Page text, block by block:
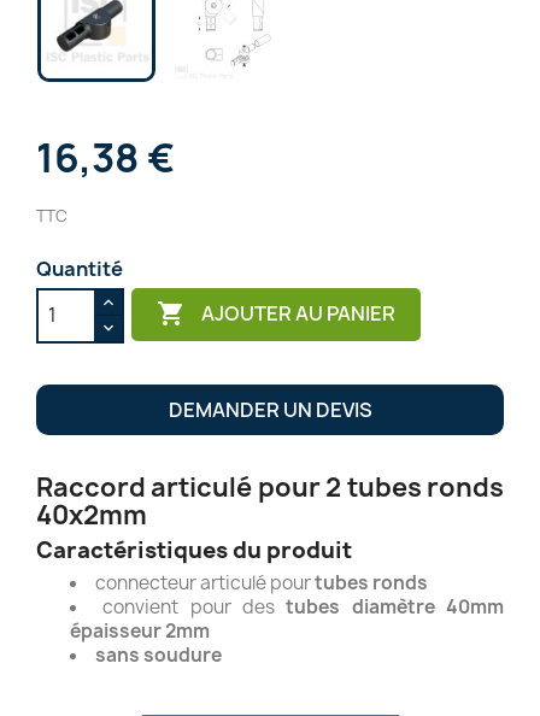
16,38 €
TTC
Quantité
 AJOUTER AU PANIER
DEMANDER UN DEVIS
Raccord articulé pour 2 tubes ronds
40x2mm
Caractéristiques du produit
connecteur articulé pourtubes ronds
convient pour destubes diamètre 40mm
épaisseur 2mm
sans soudure